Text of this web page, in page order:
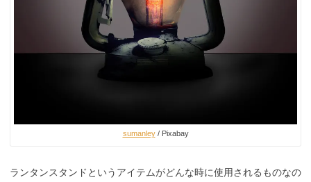
sumanley/ Pixabay
ランタンスタンドというアイテムがどんな時に使用されるものなの